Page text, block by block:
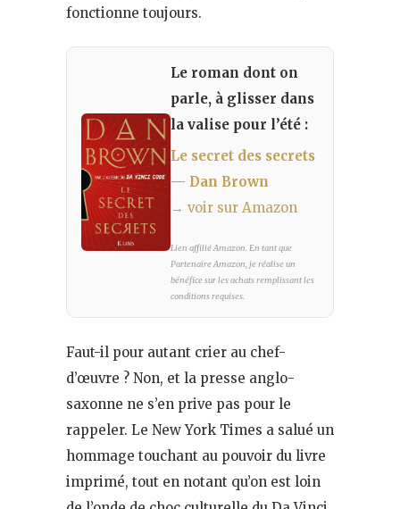
fonctionne toujours.
Le roman dont on
parle, à glisser dans
la valise pour l’été :
Le secret des secrets
— Dan Brown
→ voir sur Amazon
Lien affilié Amazon. En tant que
Partenaire Amazon, je réalise un
bénéfice sur les achats remplissant les
conditions requises.
Faut-il pour autant crier au chef-
d’œuvre ? Non, et la presse anglo-
saxonne ne s’en prive pas pour le
rappeler. Le New York Times a salué un
hommage touchant au pouvoir du livre
imprimé, tout en notant qu’on est loin